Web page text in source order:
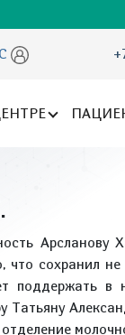
Арсланову
что сохранил
поддержать в
Татьяну
отделение